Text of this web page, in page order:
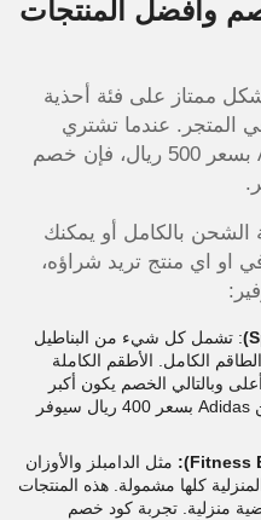
وأفضل المنتجات
ممتاز على فئة أحذية
المتجر. عندما تشتري
حذاء رياضياً من Nike أو Adidas بسعر 500 ريال، فإن خصم
الشحن بالكامل أو يمكنك
او اي منتج تريد شراؤه،
: تشمل كل شيء من البناطيل
الكامل. الأطقم الكاملة
وبالتالي الخصم يكون أكبر
بالريال. مثلاً، طقم رياضي كامل من Adidas بسعر 400 ريال سيوفر
مثل الدامبلز والأوزان
كلها مشمولة. هذه المنتجات
منزلية. تجربة كود خصم